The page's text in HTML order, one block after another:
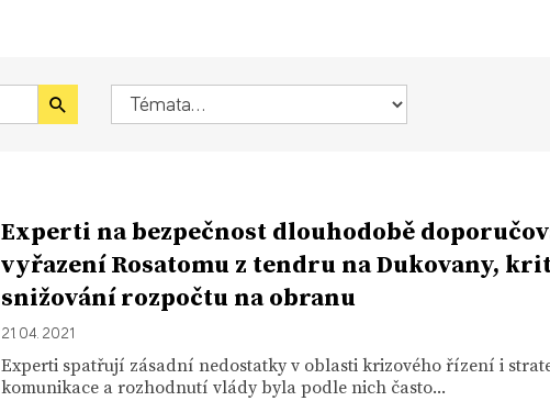
Experti na bezpečnost dlouhodobě
vyřazení Rosatomu z tendru na Dukovany,
snižování rozpočtu na obranu
21. 04. 2021
Experti spatřují zásadní nedostatky v oblasti krizového řízení i
komunikace a rozhodnutí vlády byla podle nich často...